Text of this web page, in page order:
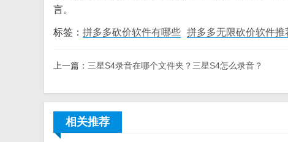
言。
标签： 拼多多砍价软件有哪些 拼多多无限砍价软件推
上一篇： 三星S4录音在哪个文件夹？三星S4怎么录音？
相关推荐